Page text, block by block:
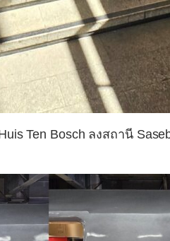
Ten Bosch ลงสถานี